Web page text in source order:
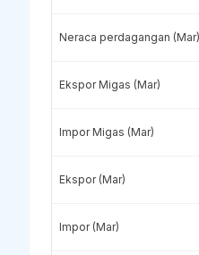
Neraca perdagangan (Mar)
Ekspor Migas (Mar)
Impor Migas (Mar)
Ekspor (Mar)
Impor (Mar)